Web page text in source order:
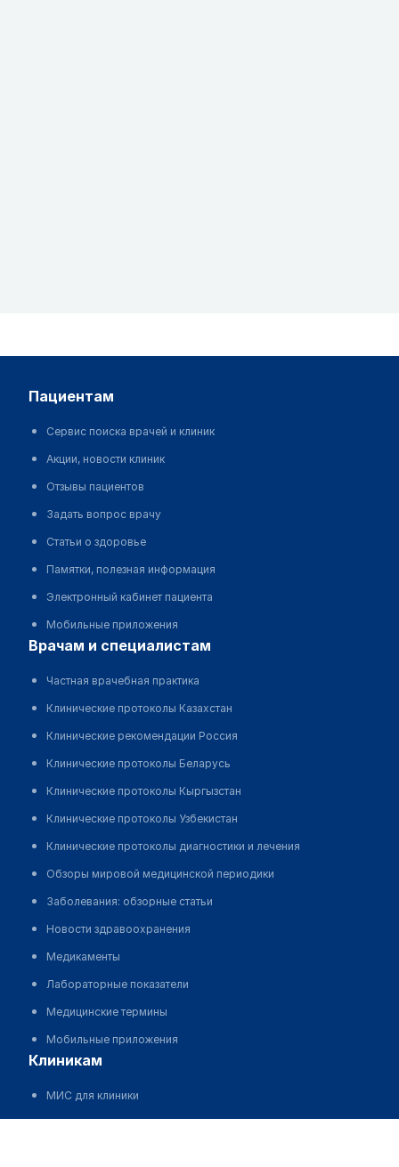
пациентам
Сервис поиска врачей и клиник
Акции, новости клиник
Отзывы пациентов
Задать вопрос врачу
Статьи о здоровье
Памятки, полезная информация
Электронный кабинет пациента
Мобильные приложения
врачам и специалистам
Частная врачебная практика
Клинические протоколы Казахстан
Клинические рекомендации Россия
Клинические протоколы Беларусь
Клинические протоколы Кыргызстан
Клинические протоколы Узбекистан
Клинические протоколы диагностики и лечения
Обзоры мировой медицинской периодики
Заболевания: обзорные статьи
Новости здравоохранения
Медикаменты
Лабораторные показатели
Медицинские термины
Мобильные приложения
клиникам
МИС для клиники
МИС для клиники в Казахстане